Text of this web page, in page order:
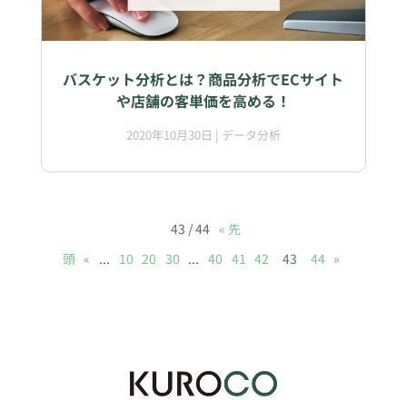
バスケット分析とは？商品分析でECサイト
や店舗の客単価を高める！
2020年10月30日 | データ分析
43 / 44 « 先
頭 « ... 10 20 30 ... 40 41 42 43 44 »